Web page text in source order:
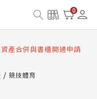
0
統維護中，本站同步暫
產合併與書櫃開通申請
見問題
要說明及資產合併結果
競技體育